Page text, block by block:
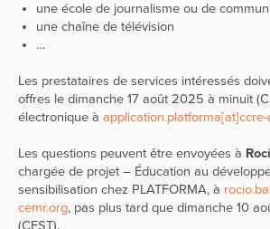
une école de journalisme ou de
une chaîne de télévision
…
Les prestataires de services intéressés
offres le dimanche 17 août 2025 à minuit
électronique à
Les questions peuvent être envoyées à
chargée de projet – Éducation au
sensibilisation chez PLATFORMA, à
cemr.org, pas plus tard que dimanche 10
(CEST).